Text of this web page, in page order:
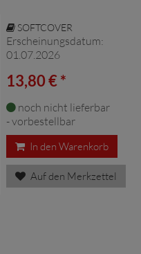
SOFTCOVER
Erscheinungsdatum:
01.07.2026
13,80 € *
noch nicht lieferbar
- vorbestellbar
In den Warenkorb
Auf den Merkzettel